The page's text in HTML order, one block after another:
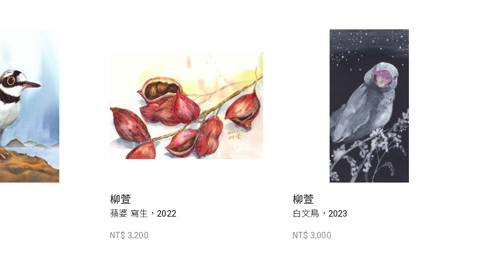
柳萱
蘋婆 寫生，2022
NT$ 3,200
柳萱
白文鳥，2023
NT$ 3,000